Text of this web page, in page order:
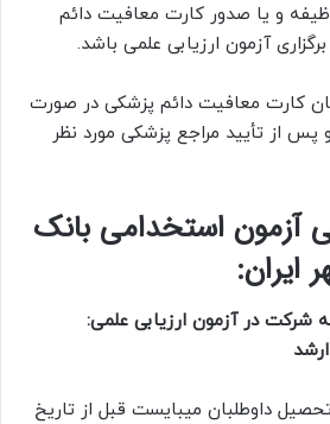
و یا صدور کارت معافیت دائم
آزمون ارزیابی علمی باشد.
کارت معافیت دائم پزشکی در صورت
پس از تأیید مراجع پزشکی مورد نظر
آزمون استخدامی بانک
ایران:
شرکت در آزمون ارزیابی علمی:
داوطلبان میبایست قبل از تاریخ